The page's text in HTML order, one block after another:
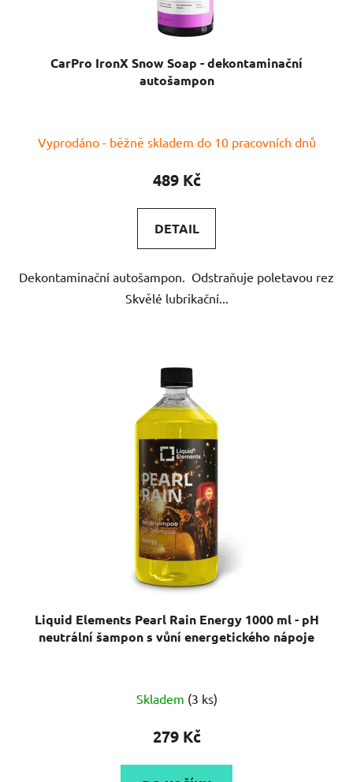
CarPro IronX Snow Soap - dekontaminační
autošampon
Vyprodáno - běžně skladem do 10 pracovních dnů
489 Kč
DETAIL
Dekontaminační autošampon. Odstraňuje poletavou rez
Skvělé lubrikační...
Liquid Elements Pearl Rain Energy 1000 ml - pH
neutrální šampon s vůní energetického nápoje
Skladem (3 ks)
279 Kč